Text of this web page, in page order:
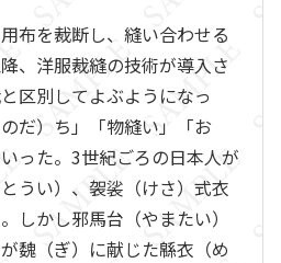
布を裁断し、縫い合わせる
、洋服裁縫の技術が導入さ
区別してよぶようになっ
だ）ち」「物縫い」「お
った。3世紀ごろの日本人が
うい）、袈裟（けさ）式衣
しかし邪馬台（やまたい）
魏（ぎ）に献じた緜衣（め